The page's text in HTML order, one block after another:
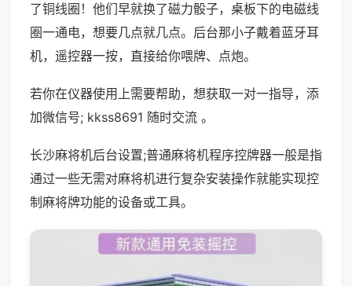
了铜线圈！他们早就换了磁力骰子，桌板下的电磁线
圈一通电，想要几点就几点。后台那小子戴着蓝牙耳
机，遥控器一按，直接给你喂牌、点炮。
若你在仪器使用上需要帮助，想获取一对一指导，添
加微信号; kkss8691 随时交流 。
长沙麻将机后台设置;普通麻将机程序控牌器一般是指
通过一些无需对麻将机进行复杂安装操作就能实现控
制麻将牌功能的设备或工具。